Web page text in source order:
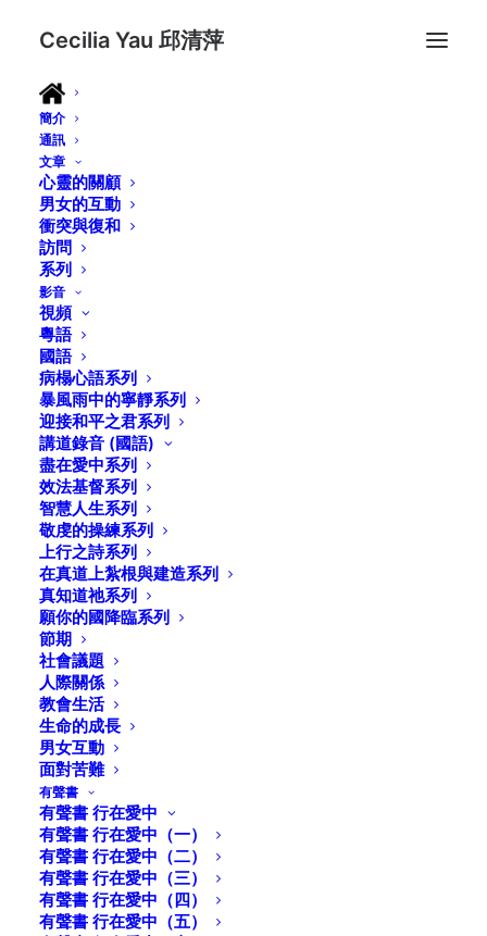
Cecilia Yau 邱清萍
簡介
通訊
文章
心靈的關顧
男女的互動
衝突與復和
訪問
系列
影音
視頻
粵語
國語
病榻心語系列
暴風雨中的寧靜系列
迎接和平之君系列
講道錄音 (國語)
盡在愛中系列
效法基督系列
智慧人生系列
敬虔的操練系列
上行之詩系列
在真道上紮根與建造系列
真知道祂系列
願你的國降臨系列
節期
社會議題
人際關係
教會生活
生命的成長
男女互動
面對苦難
有聲書
有聲書 行在愛中
有聲書 行在愛中（一）
有聲書 行在愛中（二）
有聲書 行在愛中（三）
有聲書 行在愛中（四）
有聲書 行在愛中（五）
獨身的恩賜 （林前七
7）